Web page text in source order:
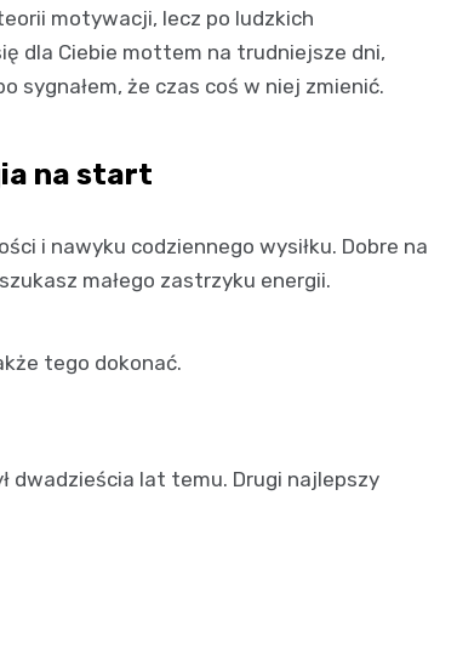
motywacji, lecz po ludzkich
dla Ciebie mottem na trudniejsze dni,
sygnałem, że czas coś w niej zmienić.
na start
i nawyku codziennego wysiłku. Dobre na
małego zastrzyku energii.
tego dokonać.
dwadzieścia lat temu. Drugi najlepszy